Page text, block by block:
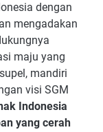
dengan
mengadakan
maju yang
mandiri
visi SGM
Indonesia
yang cerah